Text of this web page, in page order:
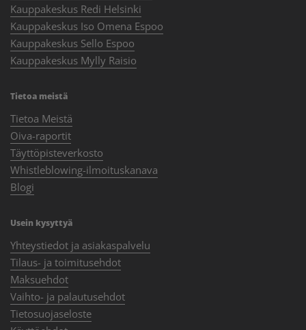
Kauppakeskus Redi Helsinki
Kauppakeskus Iso Omena Espoo
Kauppakeskus Sello Espoo
Kauppakeskus Mylly Raisio
Tietoa meistä
Tietoa Meistä
Oiva-raportit
Täyttöpisteverkosto
Whistleblowing-ilmoituskanava
Blogi
Usein kysyttyä
Yhteystiedot ja asiakaspalvelu
Tilaus- ja toimitusehdot
Maksuehdot
Vaihto- ja palautusehdot
Tietosuojaseloste